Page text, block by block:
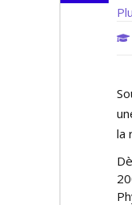
la